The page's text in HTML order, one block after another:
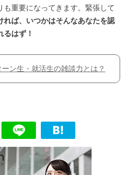
も重要になってきます。緊張して
れば、いつかはそんなあなたを認
はず！
ン生・就活生の雑談力とは？